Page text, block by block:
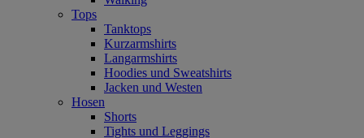
Tops
Tanktops
Kurzarmshirts
Langarmshirts
Hoodies und Sweatshirts
Jacken und Westen
Hosen
Shorts
Tights und Leggings